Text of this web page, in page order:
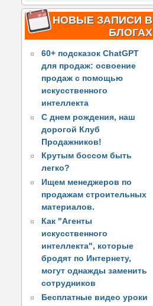
НОВЫЕ ЗАПИСИ В
БЛОГАХ
60+ подсказок ChatGPT
для продаж: освоение
продаж с помощью
искусственного
интеллекта
С днем рождения, наш
дорогой Клуб
Продажников!
Крутым боссом быть
легко?
Ищем менеджеров по
продажам строительных
материалов.
Как "Агенты
искусственного
интеллекта", которые
бродят по Интернету,
могут однажды заменить
сотрудников
Бесплатные видео уроки